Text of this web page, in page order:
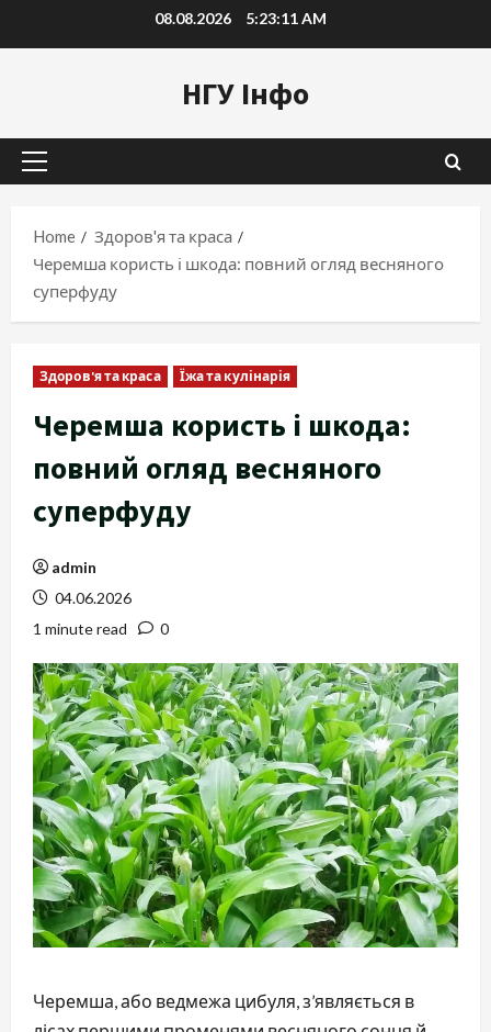
to
08.08.2026 5:23:12 AM
НГУ Інфо
Primary
Home
Здоров'я та краса
Черемша користь і шкода: повний огляд весняного
суперфуду
Здоров'я та краса Їжа та кулінарія
Черемша користь і шкода:
повний огляд весняного
суперфуду
admin
04.06.2026
1 minute read
0
Черемша, або ведмежа цибуля, з’являється в